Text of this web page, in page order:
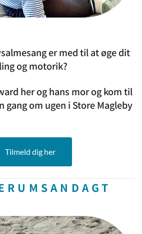
er med til at øge dit
og motorik?
her og hans mor og kom til
gang om ugen i Store Magleby
Tilmeld dig her